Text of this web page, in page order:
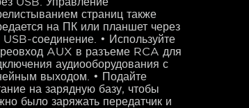
USB. Управление
страниц также
на ПК или планшет через
USB-соединение. • Используйте
AUX в разъеме RCA для
аудиооборудования с
выходом. • Подайте
на зарядную базу, чтобы
было заряжать передатчик и